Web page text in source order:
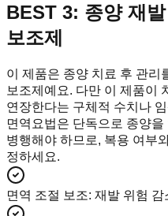
BEST 3: 종양 재
보조제
이 제품은 종양 치료 후 관리
보조제예요. 다만 이 제품이
연장한다는 구체적 수치나
면역요법은 단독으로 종양
병행해야 하므로, 복용 여부
정하세요.
면역 조절 보조: 재발 위험 감